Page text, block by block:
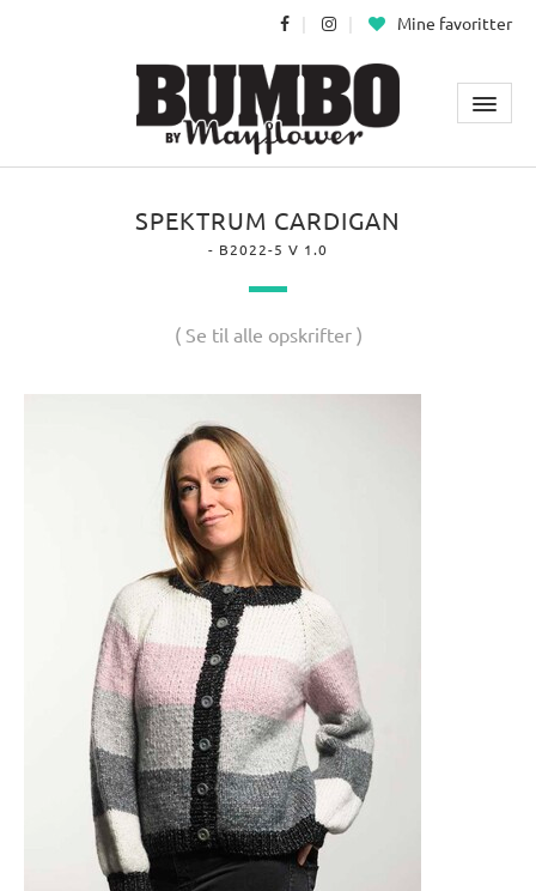
Mine favoritter
SPEKTRUM CARDIGAN
- B2022-5 V 1.0
( Se til alle opskrifter )